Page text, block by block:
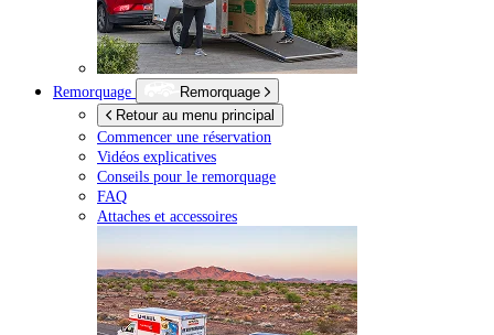
Remorquage
Remorquage
Retour au menu principal
Commencer une réservation
Vidéos explicatives
Conseils pour le remorquage
FAQ
Attaches et accessoires